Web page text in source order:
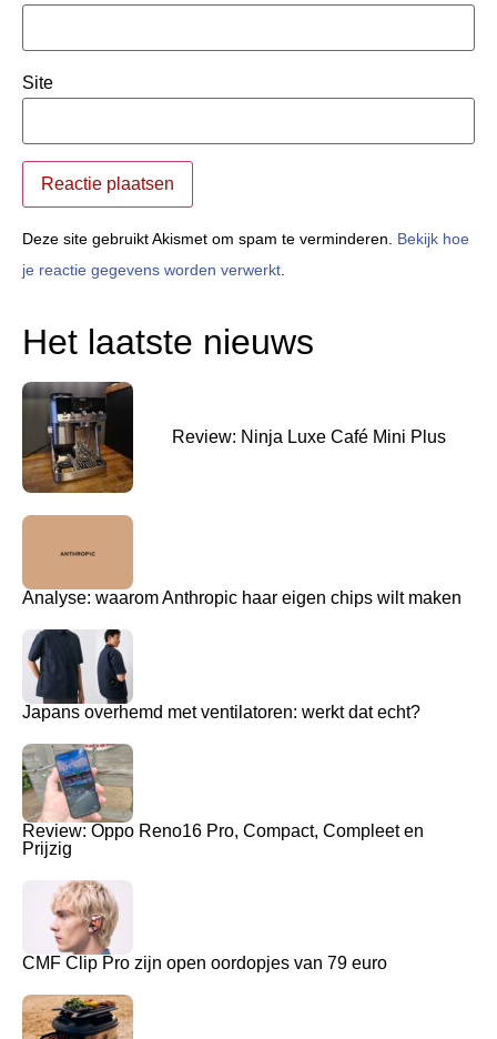
Site
Deze site gebruikt Akismet om spam te verminderen. Bekijk hoe
je reactie gegevens worden verwerkt.
Het laatste nieuws
Review: Ninja Luxe Café Mini Plus
Analyse: waarom Anthropic haar eigen chips wilt maken
Japans overhemd met ventilatoren: werkt dat echt?
Review: Oppo Reno16 Pro, Compact, Compleet en
Prijzig
CMF Clip Pro zijn open oordopjes van 79 euro